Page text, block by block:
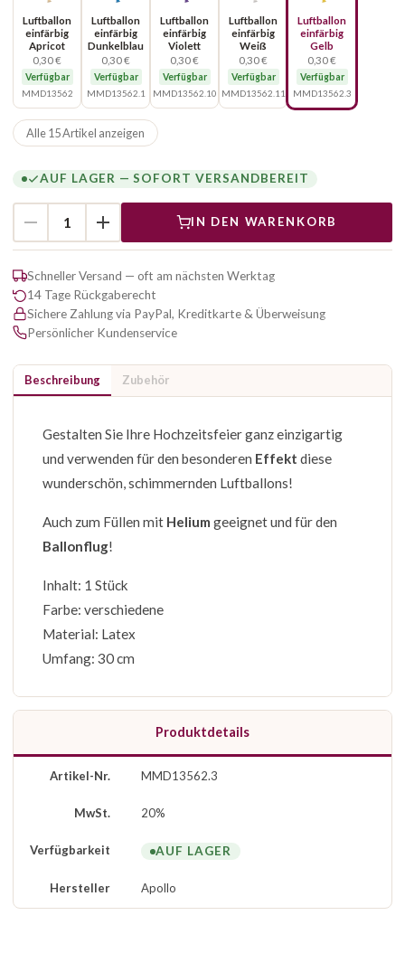
Luftballon
einfärbig
Apricot
0,30 €
Verfügbar
MMD13562
Luftballon
einfärbig
Dunkelblau
0,30 €
Verfügbar
MMD13562.1
Luftballon
einfärbig
Violett
0,30 €
Verfügbar
MMD13562.10
Luftballon
einfärbig
Weiß
0,30 €
Verfügbar
MMD13562.11
Luftballon
einfärbig
Gelb
0,30 €
Verfügbar
MMD13562.3
Alle 15 Artikel anzeigen
AUF LAGER — SOFORT VERSANDBEREIT
IN DEN WARENKORB
Schneller Versand — oft am nächsten Werktag
14 Tage Rückgaberecht
Sichere Zahlung via PayPal, Kreditkarte & Überweisung
Persönlicher Kundenservice
Beschreibung Zubehör
Gestalten Sie Ihre Hochzeitsfeier ganz einzigartig
und verwenden für den besonderen Effekt diese
wunderschön, schimmernden Luftballons!
Auch zum Füllen mit Helium geeignet und für den
Ballonflug!
Inhalt: 1 Stück
Farbe: verschiedene
Material: Latex
Umfang: 30 cm
Produktdetails
Artikel-Nr. MMD13562.3
MwSt. 20%
Verfügbarkeit AUF LAGER
Hersteller Apollo